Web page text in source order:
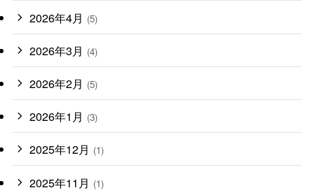
2026年4月 (5)
2026年3月 (4)
2026年2月 (5)
2026年1月 (3)
2025年12月 (1)
2025年11月 (1)